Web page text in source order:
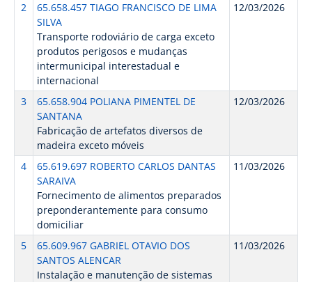
2
65.658.457 TIAGO FRANCISCO DE LIMA
SILVA
Transporte rodoviário de carga exceto
produtos perigosos e mudanças
intermunicipal interestadual e
internacional
12/03/2026
3
65.658.904 POLIANA PIMENTEL DE
SANTANA
Fabricação de artefatos diversos de
madeira exceto móveis
12/03/2026
4
65.619.697 ROBERTO CARLOS DANTAS
SARAIVA
Fornecimento de alimentos preparados
preponderantemente para consumo
domiciliar
11/03/2026
5
65.609.967 GABRIEL OTAVIO DOS
SANTOS ALENCAR
Instalação e manutenção de sistemas
11/03/2026